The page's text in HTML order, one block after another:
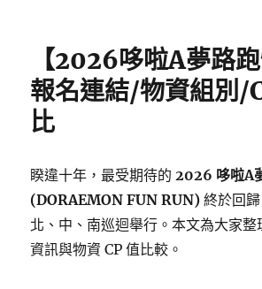
【2026哆啦A夢路跑
報名連結/物資組別/
比
睽違十年，最受期待的2026 哆啦A
(DORAEMON FUN RUN) 終於回
北、中、南巡迴舉行。本文為大家整
資訊與物資 CP 值比較。